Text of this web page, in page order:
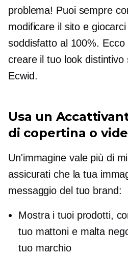
problema! Puoi sempre
modificare il sito e
soddisfatto al 100%.
creare il tuo look distintivo
Ecwid.
Usa un
di copertina o
Un'immagine vale più di
assicurati che la tua
messaggio del tuo brand:
Mostra i tuoi prodotti,
tuo mattoni e malta
tuo marchio